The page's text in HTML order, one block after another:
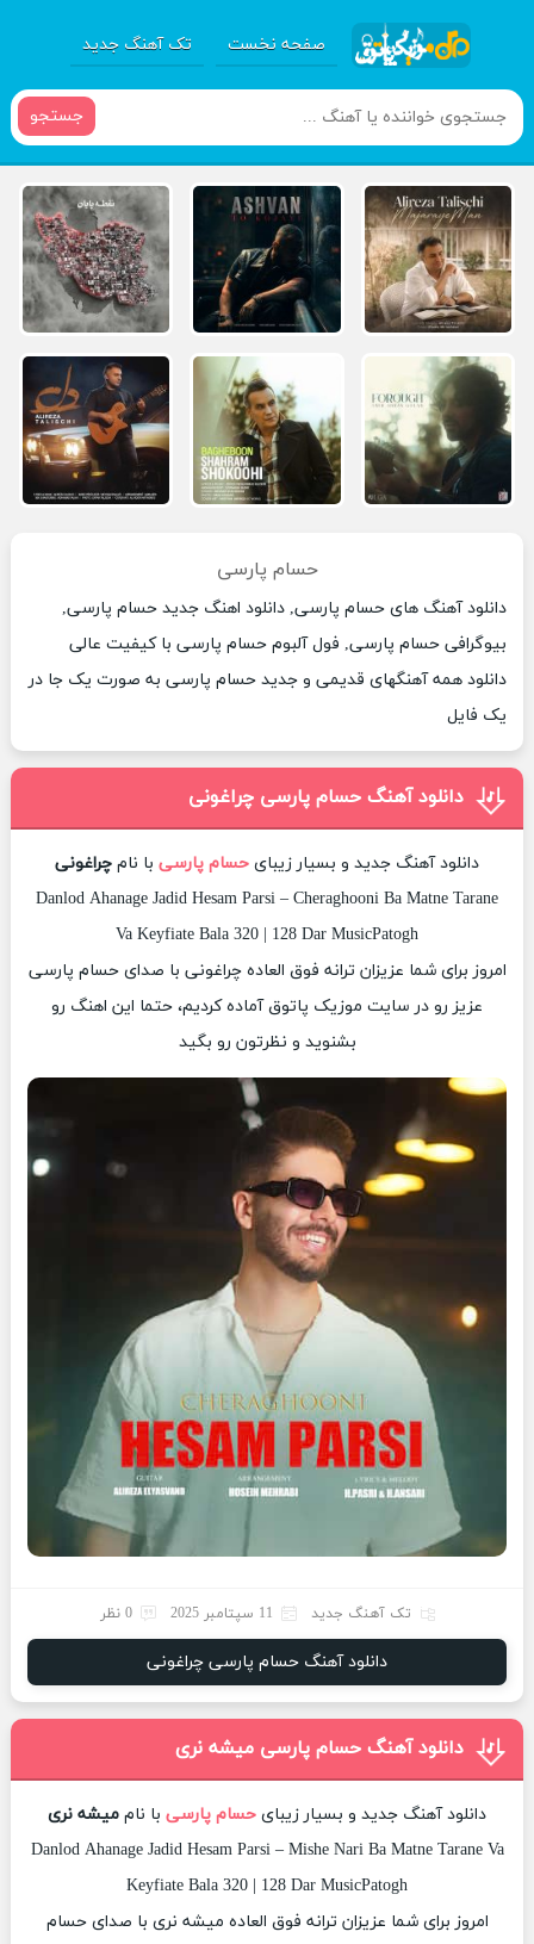
صفحه نخست تک آهنگ جدید
جستجو
حسام پارسی
دانلود آهنگ های حسام پارسی, دانلود اهنگ جدید حسام پارسی,
بیوگرافی حسام پارسی, فول آلبوم حسام پارسی با کیفیت عالی
دانلود همه آهنگهای قدیمی و جدید حسام پارسی به صورت یک جا در
یک فایل
دانلود آهنگ حسام پارسی چراغونی
دانلود آهنگ جدید و بسیار زیبای حسام پارسی با نام چراغونی
Danlod Ahanage Jadid Hesam Parsi – Cheraghooni Ba Matne Tarane
Va Keyfiate Bala 320 | 128 Dar MusicPatogh
امروز برای شما عزیزان ترانه فوق العاده چراغونی با صدای حسام پارسی
عزیز رو در سایت موزیک پاتوق آماده کردیم، حتما این اهنگ رو
بشنوید و نظرتون رو بگید
تک آهنگ جدید 11 سپتامبر 2025 0 نظر
دانلود آهنگ حسام پارسی چراغونی
دانلود آهنگ حسام پارسی میشه نری
دانلود آهنگ جدید و بسیار زیبای حسام پارسی با نام میشه نری
Danlod Ahanage Jadid Hesam Parsi – Mishe Nari Ba Matne Tarane Va
Keyfiate Bala 320 | 128 Dar MusicPatogh
امروز برای شما عزیزان ترانه فوق العاده میشه نری با صدای حسام